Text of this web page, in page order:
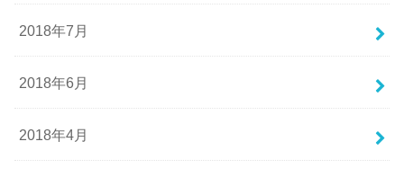
2018年7月
2018年6月
2018年4月